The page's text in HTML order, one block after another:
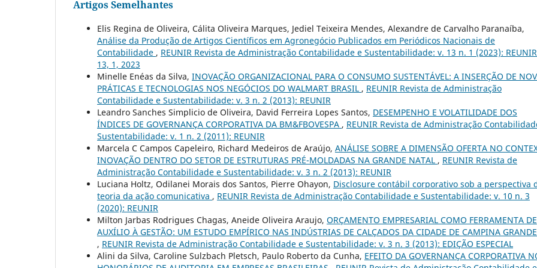
Artigos Semelhantes
Elis Regina de Oliveira, Cálita Oliveira Marques, Jediel Teixeira Mendes, Alexandre de Carvalho Paranaíba,
Análise da Produção de Artigos Científicos em Agronegócio Publicados em Periódicos Nacionais de
Contabilidade , REUNIR Revista de Administração Contabilidade e Sustentabilidade: v. 13 n. 1 (2023):
13, 1, 2023
Minelle Enéas da Silva, INOVAÇÃO ORGANIZACIONAL PARA O CONSUMO SUSTENTÁVEL: A INSERÇÃO DE
PRÁTICAS E TECNOLOGIAS NOS NEGÓCIOS DO WALMART BRASIL , REUNIR Revista de Administração
Contabilidade e Sustentabilidade: v. 3 n. 2 (2013): REUNIR
Leandro Sanches Simplicio de Oliveira, David Ferreira Lopes Santos, DESEMPENHO E VOLATILIDADE DOS
ÍNDICES DE GOVERNANÇA CORPORATIVA DA BM&FBOVESPA , REUNIR Revista de Administração
Sustentabilidade: v. 1 n. 2 (2011): REUNIR
Marcela C Campos Capeleiro, Richard Medeiros de Araújo, ANÁLISE SOBRE A DIMENSÃO OFERTA NO
INOVAÇÃO DENTRO DO SETOR DE ESTRUTURAS PRÉ-MOLDADAS NA GRANDE NATAL , REUNIR Revista de
Administração Contabilidade e Sustentabilidade: v. 3 n. 2 (2013): REUNIR
Luciana Holtz, Odilanei Morais dos Santos, Pierre Ohayon, Disclosure contábil corporativo sob a perspectiva
teoria da ação comunicativa , REUNIR Revista de Administração Contabilidade e Sustentabilidade: v. 10 n. 3
(2020): REUNIR
Milton Jarbas Rodrigues Chagas, Aneide Oliveira Araujo, ORÇAMENTO EMPRESARIAL COMO FERRAMENTA DE
AUXÍLIO À GESTÃO: UM ESTUDO EMPÍRICO NAS INDÚSTRIAS DE CALÇADOS DA CIDADE DE CAMPINA
, REUNIR Revista de Administração Contabilidade e Sustentabilidade: v. 3 n. 3 (2013): EDIÇÃO ESPECIAL
Alini da Silva, Caroline Sulzbach Pletsch, Paulo Roberto da Cunha, EFEITO DA GOVERNANÇA CORPORATIVA